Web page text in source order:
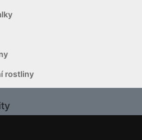
rostliny
ukončena jarní sezona.